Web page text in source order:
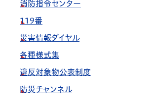
消防指令センター
119番
災害情報ダイヤル
各種様式集
違反対象物公表制度
防災チャンネル